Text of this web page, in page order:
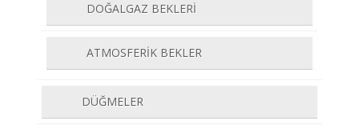
DOĞALGAZ BEKLERİ
ATMOSFERİK BEKLER
DÜĞMELER